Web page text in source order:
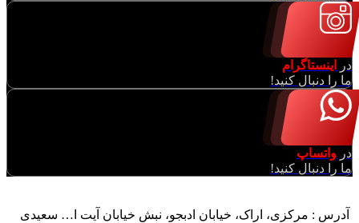
در
اینستاگرام
ما را دنبال کنید!
در واتساپ
ما را دنبال کنید!
آدرس : مرکزی، اراک، خیابان ادبجو، نبش خیابان آیت ا… سعیدی